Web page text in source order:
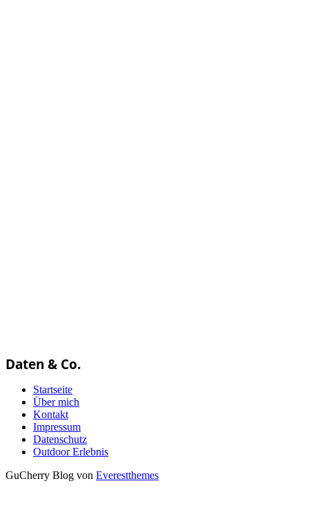
Daten & Co.
Startseite
Über mich
Kontakt
Impressum
Datenschutz
Outdoor Erlebnis
GuCherry Blog von Everestthemes